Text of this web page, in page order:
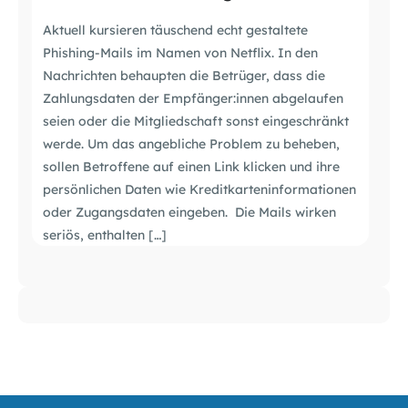
Aktuell kursieren täuschend echt gestaltete
Phishing-Mails im Namen von Netflix. In den
Nachrichten behaupten die Betrüger, dass die
Zahlungsdaten der Empfänger:innen abgelaufen
seien oder die Mitgliedschaft sonst eingeschränkt
werde. Um das angebliche Problem zu beheben,
sollen Betroffene auf einen Link klicken und ihre
persönlichen Daten wie Kreditkarteninformationen
oder Zugangsdaten eingeben. Die Mails wirken
seriös, enthalten […]